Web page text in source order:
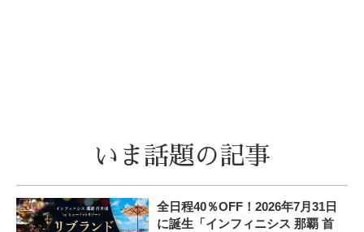
いま話題の記事
全日程40％OFF！2026年7月31日
に誕生「インフィニシス 那覇 首